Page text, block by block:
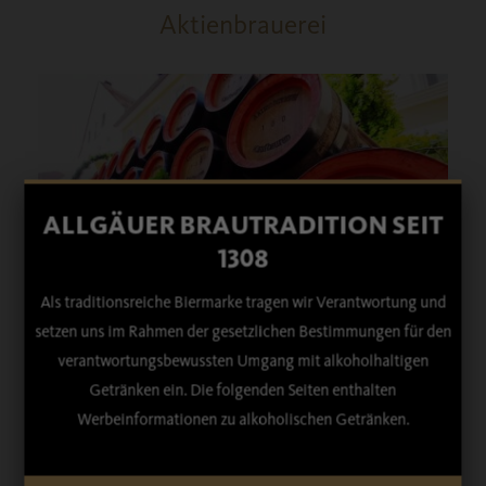
ALLGÄUER BRAUTRADITION SEIT
1308
Als traditionsreiche Biermarke tragen wir Verantwortung und
setzen uns im Rahmen der gesetzlichen Bestimmungen für den
verantwortungsbewussten Umgang mit alkoholhaltigen
Getränken ein. Die folgenden Seiten enthalten
Werbeinformationen zu alkoholischen Getränken.
Aktienbrauerei
DAS TÄNZELFEST KAUFBEUREN –
KAUFBEURENS FÜNFTE…
Erfreuliche Nachrichten aus unserer Heimatstadt.
Verlängerung des Sponsoring-Vertrages mit der
SpVgg Kaufbeuren, um ein weiteres Jahr.